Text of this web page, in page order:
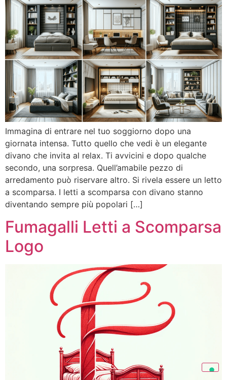
Immagina di entrare nel tuo soggiorno dopo una
giornata intensa. Tutto quello che vedi è un elegante
divano che invita al relax. Ti avvicini e dopo qualche
secondo, una sorpresa. Quell’amabile pezzo di
arredamento può riservare altro. Si rivela essere un letto
a scomparsa. I letti a scomparsa con divano stanno
diventando sempre più popolari […]
Fumagalli Letti a Scomparsa
Logo